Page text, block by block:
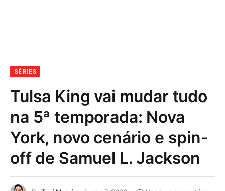
SÉRIES
Tulsa King vai mudar tudo
na 5ª temporada: Nova
York, novo cenário e spin-
off de Samuel L. Jackson